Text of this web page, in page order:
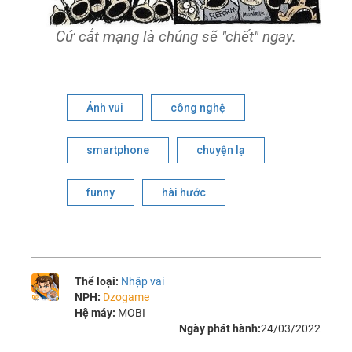
Cứ cắt mạng là chúng sẽ "chết" ngay.
Ảnh vui công nghệ
smartphone chuyện lạ
funny hài hước
Thể loại: Nhập vai
NPH: Dzogame
Hệ máy: MOBI
Ngày phát hành:24/03/2022